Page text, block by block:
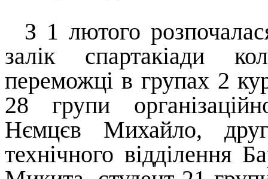
З 1 лютого
залік спартакіади
переможці в групах 2
28 групи
Нємцєв Михайло,
технічного відділення